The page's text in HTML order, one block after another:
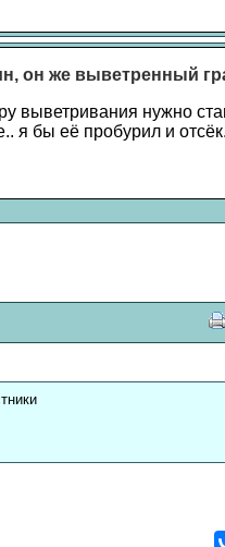
он же выветренный
выветривания нужно
я бы её пробурил и